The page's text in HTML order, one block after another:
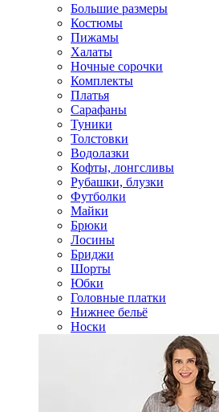
Большие размеры
Костюмы
Пижамы
Халаты
Ночные сорочки
Комплекты
Платья
Сарафаны
Туники
Толстовки
Водолазки
Кофты, лонгсливы
Рубашки, блузки
Футболки
Майки
Брюки
Лосины
Бриджи
Шорты
Юбки
Головные платки
Нижнее бельё
Носки